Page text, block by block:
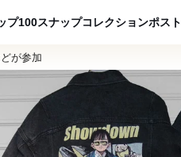
プ100スナップコレクションポスト
が参加